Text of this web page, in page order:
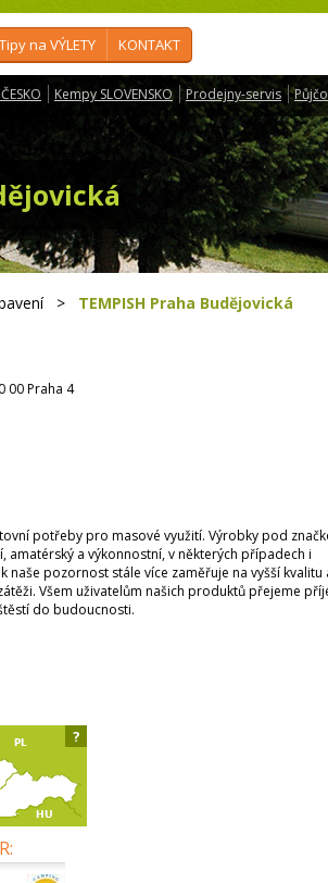
Tipy na VÝLETY KONTAKT
Kempy SLOVENSKO Prodejny-servis
> TEMPISH Praha Budějovická
00 Praha 4
potřeby pro masové využití. Výrobky pod
amatérský a výkonnostní, v některých případech i
naše pozornost stále více zaměřuje na vyšší kvalitu
Všem uživatelům našich produktů přejeme
do budoucnosti.
?